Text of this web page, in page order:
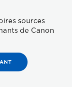
sources
de Canon